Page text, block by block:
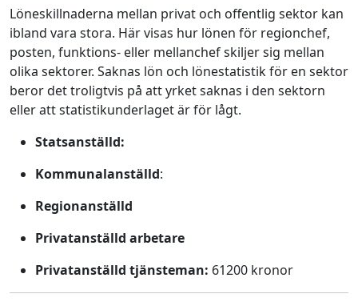
Löneskillnaderna mellan privat och offentlig sektor kan
ibland vara stora. Här visas hur lönen för regionchef,
posten, funktions- eller mellanchef skiljer sig mellan
olika sektorer. Saknas lön och lönestatistik för en sektor
beror det troligtvis på att yrket saknas i den sektorn
eller att statistikunderlaget är för lågt.
Statsanställd:
Kommunalanställd:
Regionanställd
Privatanställd arbetare
Privatanställd tjänsteman: 61200 kronor